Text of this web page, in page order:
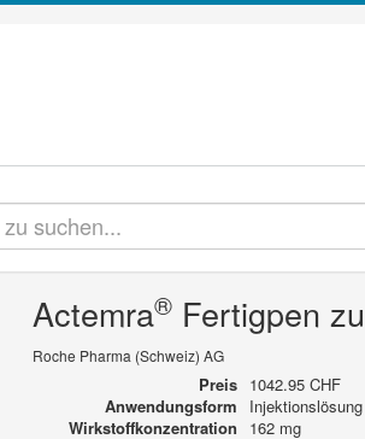
Actemra®Fertigpen
Roche Pharma (Schweiz) AG
Preis 1042.95 CHF
Anwendungsform
Injektionslösung
Wirkstoffkonzentration
162 mg